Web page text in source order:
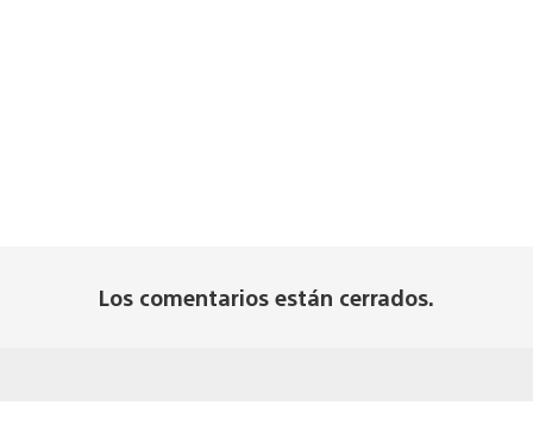
Los comentarios están cerrados.